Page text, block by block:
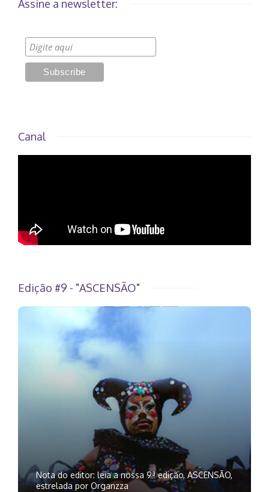
Assine a newsletter:
Canal
Edição #9 - "ASCENSÃO"
Nota do editor: leia a nossa 9ª edição, ASCENSÃO,
estrelada por Organzza